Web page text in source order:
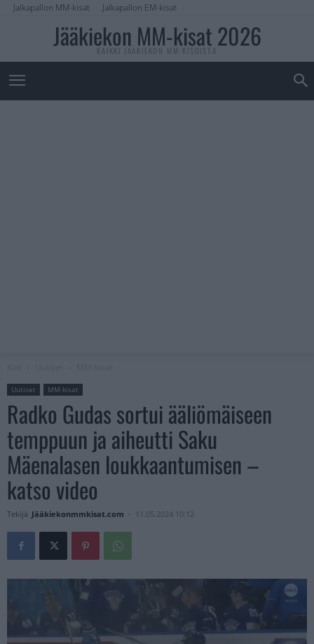
Jalkapallon MM-kisat Jalkapallon EM-kisat
Jääkiekon MM-kisat 2026
KAIKKI JÄÄKIEKON MM-KISOISTA
Uutiset MM-kisat
Radko Gudas sortui ääliömäiseen
temppuun ja aiheutti Saku
Mäenalasen loukkaantumisen –
katso video
Tekijä Jääkiekonmmkisat.com - 11.05.2024 10:12